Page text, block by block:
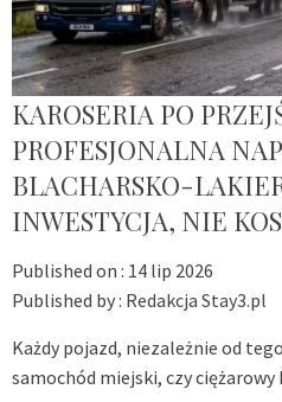
KAROSERIA PO
PROFESJONALNA
BLACHARSKO-
INWESTYCJA, NIE
Published on : 14 lip 2026
Published by : Redakcja Stay3.pl
Każdy pojazd, niezależnie od
samochód miejski, czy